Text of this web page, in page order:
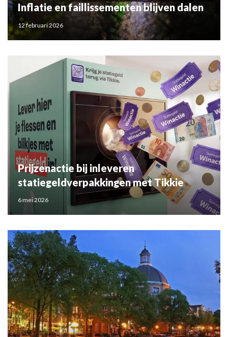
Inflatie en faillissementen blijven dalen
12 februari 2026
Prijzenactie bij inleveren
statiegeldverpakkingen met Tikkie
6 mei 2026